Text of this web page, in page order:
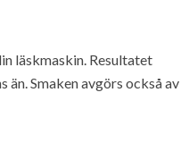
läskmaskin. Resultatet
Smaken avgörs också av